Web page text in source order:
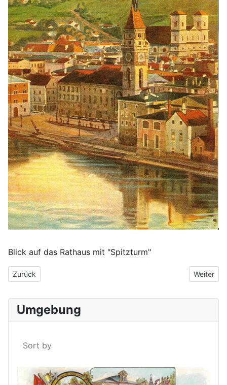
Blick auf das Rathaus mit "Spitzturm"
Vorheriger Beitrag: Gruß aus Bad Hals um 1904
Zurück Nächster
Weiter
Umgebung
Sort by